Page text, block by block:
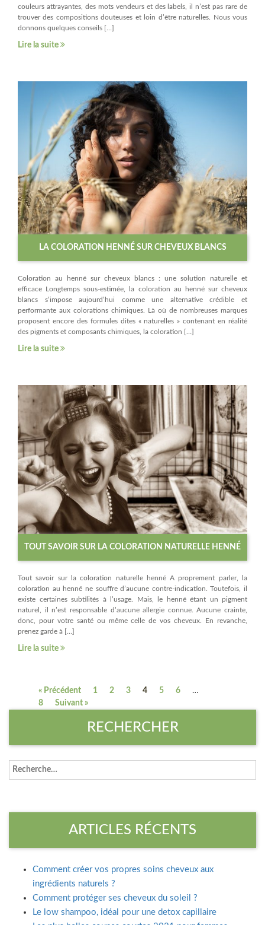
couleurs attrayantes, des mots vendeurs et des labels, il n’est pas rare de
trouver des compositions douteuses et loin d’être naturelles. Nous vous
donnons quelques conseils […]
Lire la suite
LA COLORATION HENNÉ SUR CHEVEUX BLANCS
Coloration au henné sur cheveux blancs : une solution naturelle et
efficace Longtemps sous-estimée, la coloration au henné sur cheveux
blancs s’impose aujourd’hui comme une alternative crédible et
performante aux colorations chimiques. Là où de nombreuses marques
proposent encore des formules dites « naturelles » contenant en réalité
des pigments et composants chimiques, la coloration […]
Lire la suite
TOUT SAVOIR SUR LA COLORATION NATURELLE HENNÉ
Tout savoir sur la coloration naturelle henné A proprement parler, la
coloration au henné ne souffre d’aucune contre-indication. Toutefois, il
existe certaines subtilités à l’usage. Mais, le henné étant un pigment
naturel, il n’est responsable d’aucune allergie connue. Aucune crainte,
donc, pour votre santé ou même celle de vos cheveux. En revanche,
prenez garde à […]
Lire la suite
« Précédent 1 2 3 4 5 6
…
8
Suivant »
RECHERCHER
ARTICLES RÉCENTS
Comment créer vos propres soins cheveux aux
ingrédients naturels ?
Comment protéger ses cheveux du soleil ?
Le low shampoo, idéal pour une detox capillaire